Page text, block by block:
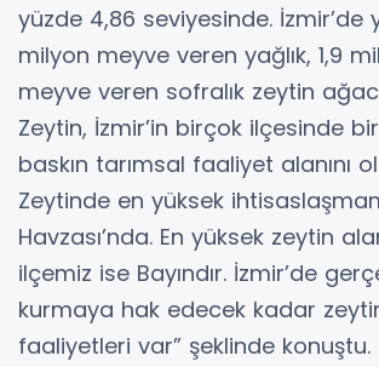
yüzde 4,86 seviyesinde. İzmir’de
milyon meyve veren yağlık, 1,9
meyve veren sofralık zeytin
Zeytin, İzmir’in birçok ilçesinde
baskın tarımsal faaliyet alanını
Zeytinde en yüksek
Havzası’nda. En yüksek zeytin
ilçemiz ise Bayındır. İzmir’de
kurmaya hak edecek kadar
faaliyetleri var” şeklinde konuştu.